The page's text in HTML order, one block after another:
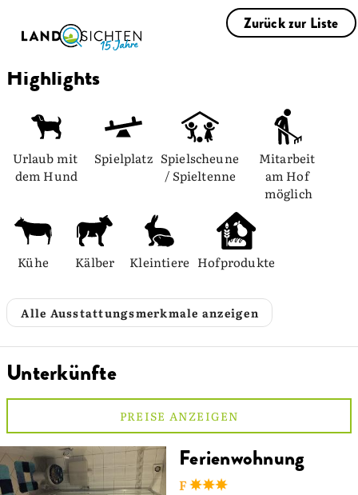
Zurück zur Liste
Highlights
Urlaub mit
dem Hund
Spielplatz Spielscheune
/ Spieltenne
Mitarbeit
am Hof
möglich
Kühe Kälber Kleintiere Hofprodukte
Alle Ausstattungsmerkmale anzeigen
Unterkünfte
PREISE ANZEIGEN
Ferienwohnung
F